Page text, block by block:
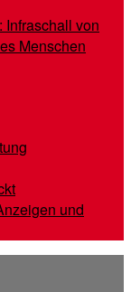
Infraschall von
Menschen
und